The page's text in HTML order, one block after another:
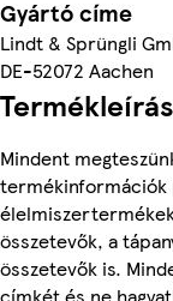
Gyártó címe
Lindt & Sprüngli
DE-52072 Aachen
Mindent
termékinformációk
összetevők, a
összetevők is.